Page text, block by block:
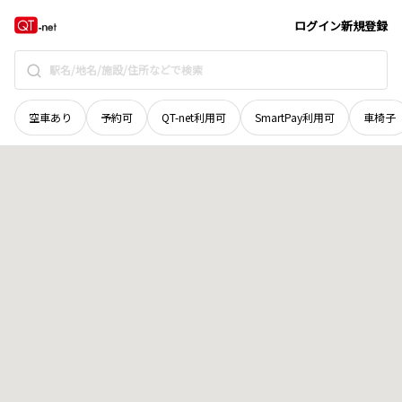
ログイン新規登録
空車あり 予約可 QT-net利用可 SmartPay利用可 車椅子
島根県